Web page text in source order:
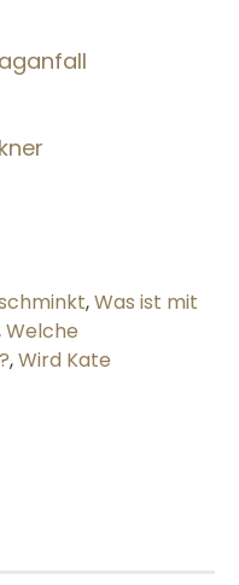
,Was ist mit
Welche
,Wird Kate